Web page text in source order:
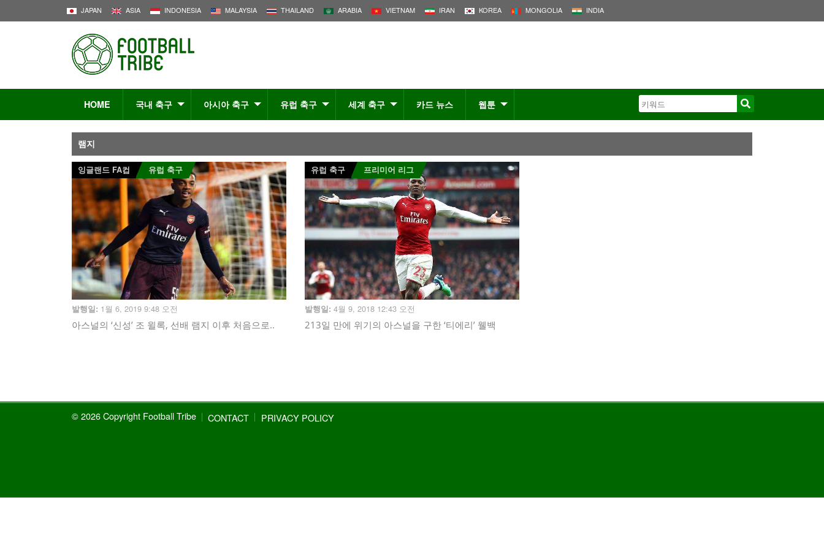
JAPAN ASIA INDONESIA MALAYSIA THAILAND ARABIA VIETNAM IRAN KOREA MONGOLIA INDIA
HOME 국내 축구 아시아 축구 유럽 축구 세계 축구 카드 뉴스 웹툰
램지
잉글랜드 FA컵 유럽 축구
발행일: 1월 6, 2019 9:48 오전
아스널의 ‘신성’ 조 윌록, 선배 램지 이후 처음으로..
유럽 축구 프리미어 리그
발행일: 4월 9, 2018 12:43 오전
213일 만에 위기의 아스널을 구한 ‘티에리’ 웰백
© 2026 Copyright Football Tribe CONTACT PRIVACY POLICY